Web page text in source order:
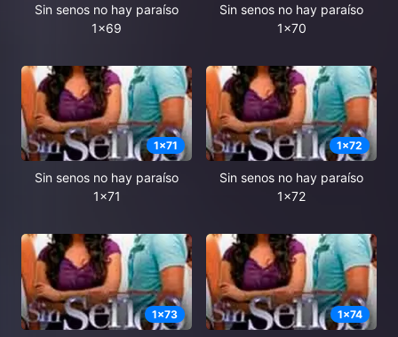
Sin senos no hay paraíso
1x69
Sin senos no hay paraíso
1x70
1x71
Sin senos no hay paraíso
1x71
1x72
Sin senos no hay paraíso
1x72
1x73 1x74